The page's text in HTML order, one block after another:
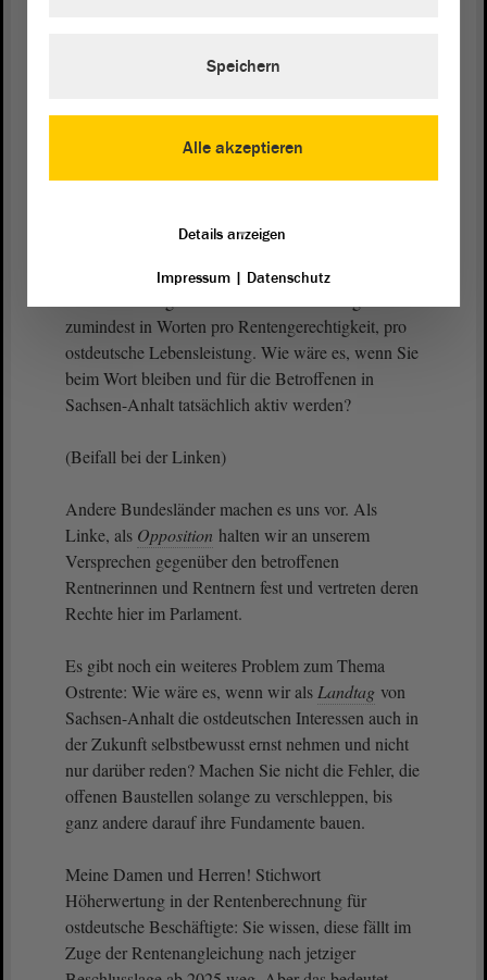
Da die Zahlen jetzt auf dem Tisch liegen, da die
Kosten jetzt kalkulierbar sind und mit Blick auf die
gehen. Wir beantragen deshalb heute, über einen
Landesfonds die Verdopplung der Entschädigungen
zumindest in Worten pro Rentengerechtigkeit, pro
ostdeutsche Lebensleistung. Wie wäre es, wenn Sie
beim Wort bleiben und für die Betroffenen in
Sachsen-Anhalt tatsächlich aktiv werden?
(Beifall bei der Linken)
Andere Bundesländer machen es uns vor. Als
Linke, als Opposition halten wir an unserem
Versprechen gegenüber den betroffenen
Rentnerinnen und Rentnern fest und vertreten deren
Rechte hier im Parlament.
Es gibt noch ein weiteres Problem zum Thema
Ostrente: Wie wäre es, wenn wir als Landtag von
Sachsen-Anhalt die ostdeutschen Interessen auch in
der Zukunft selbstbewusst ernst nehmen und nicht
nur darüber reden? Machen Sie nicht die Fehler, die
offenen Baustellen solange zu verschleppen, bis
ganz andere darauf ihre Fundamente bauen.
Meine Damen und Herren! Stichwort
Höherwertung in der Rentenberechnung für
ostdeutsche Beschäftigte: Sie wissen, diese fällt im
Zuge der Rentenangleichung nach jetziger
Alle akzeptieren
Speichern
Details anzeigen
Impressum| Datenschutz